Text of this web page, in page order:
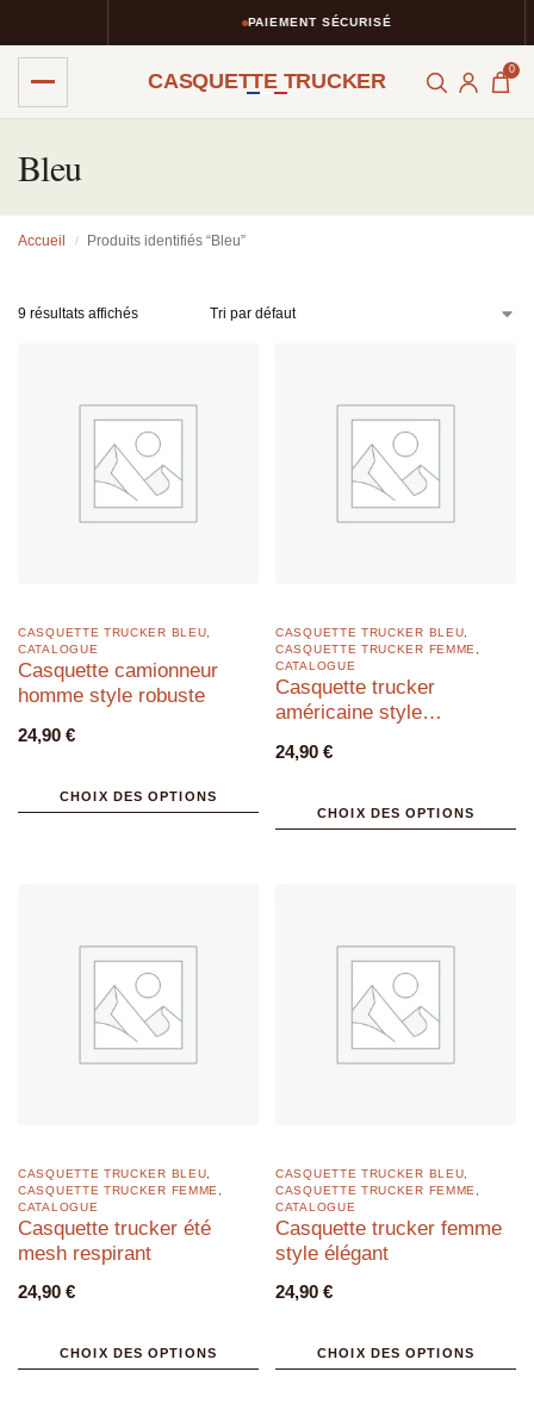
PAIEMENT SÉCURISÉ
CASQUETTE TRUCKER 0
Bleu
Accueil / Produits identifiés “Bleu”
9 résultats affichés
CASQUETTE TRUCKER BLEU
CATALOGUE
Casquette camionneur
homme style robuste
24,90 €
CHOIX DES OPTIONS
CASQUETTE TRUCKER BLEU
CASQUETTE TRUCKER FEMME
CATALOGUE
Casquette trucker
américaine style
24,90 €
CHOIX DES OPTIONS
CASQUETTE TRUCKER BLEU
CASQUETTE TRUCKER FEMME
CATALOGUE
Casquette trucker été
mesh respirant
24,90 €
CHOIX DES OPTIONS
CASQUETTE TRUCKER BLEU
CASQUETTE TRUCKER FEMME
CATALOGUE
Casquette trucker femme
style élégant
24,90 €
CHOIX DES OPTIONS